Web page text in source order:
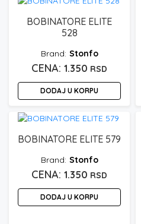
BOBINATORE ELITE
528
Stonfo
1.350 RSD
DODAJ U KORPU
BOBINATORE ELITE 579
Stonfo
1.350 RSD
DODAJ U KORPU